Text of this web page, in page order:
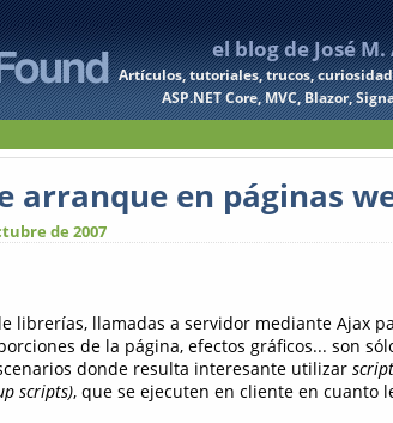
el blog de José
Artículos, tutoriales, trucos,
ASP.NET Core, MVC, Blazor,
arranque en páginas
de 2007
librerías, llamadas a servidor mediante Ajax
de la página, efectos gráficos... son
donde resulta interesante utilizar
scripts), que se ejecuten en cliente en cuanto